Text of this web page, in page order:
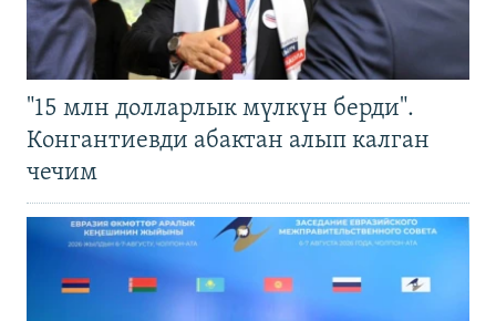
"15 млн долларлык мүлкүн берди".
Конгантиевди абактан алып калган
чечим